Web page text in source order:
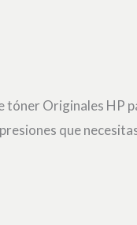
tóner Originales HP
que